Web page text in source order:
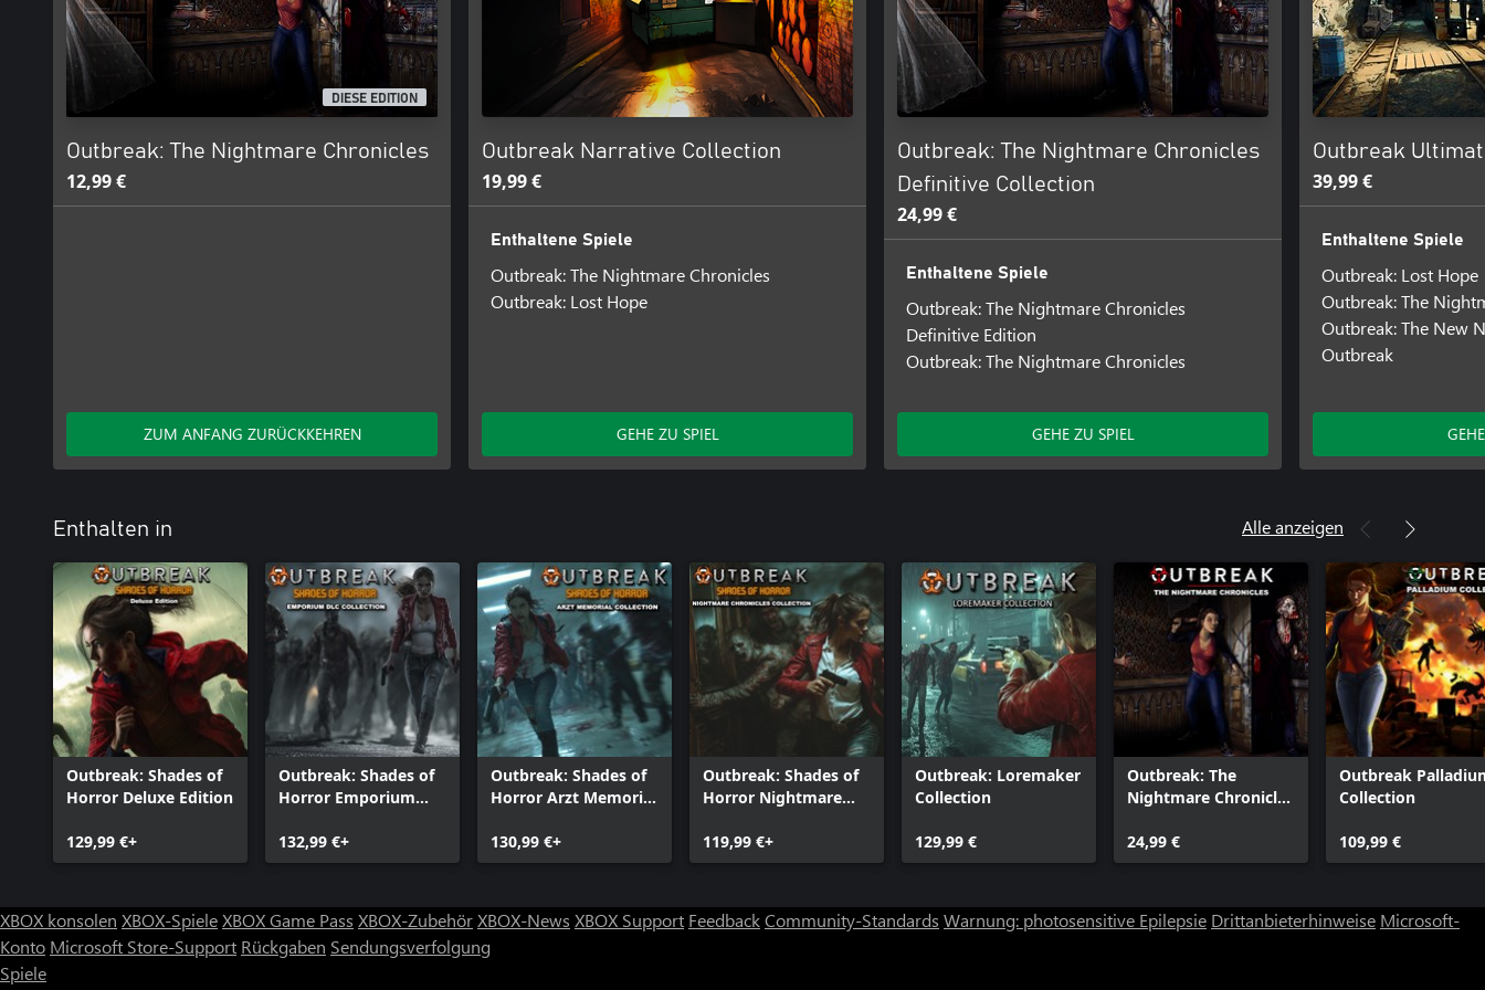
DIESE EDITION
Outbreak: The Nightmare Chronicles
12,99 €
ZUM ANFANG ZURÜCKKEHREN
Outbreak Narrative Collection
19,99 €
Enthaltene Spiele
Outbreak: The Nightmare Chronicles
Outbreak: Lost Hope
GEHE ZU SPIEL
Outbreak: The Nightmare Chronicles
Definitive Collection
24,99 €
Enthaltene Spiele
Outbreak: The Nightmare Chronicles
Definitive Edition
Outbreak: The Nightmare Chronicles
GEHE ZU SPIEL
Outbreak
39,99 €
Enthaltene Spiele
Outbreak: Lost Hope
Outbreak: The
Outbreak: The New
Outbreak
Enthalten in Alle anzeigen
Outbreak: Shades of
Horror Deluxe Edition
129,99 €+
Outbreak: Shades of
Horror Emporium
132,99 €+
Outbreak: Shades of
Horror Arzt Memorial
130,99 €+
Outbreak: Shades of
Horror Nightmare
119,99 €+
Outbreak: Loremaker
Collection
129,99 €
Outbreak: The
Nightmare Chronicles
24,99 €
Outbreak
Collection
109,99 €
XBOX konsolen XBOX-SpieleXBOX Game Pass XBOX-ZubehörXBOX-News XBOX Support FeedbackCommunity-Standards Warnung: photosensitive Epilepsie Drittanbieterhinweise Microsoft-
Konto Microsoft Store-Support Rückgaben Sendungsverfolgung
Spiele